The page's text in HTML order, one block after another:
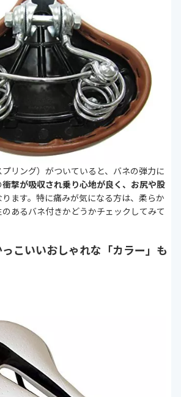
リング）がついていると、バネの弾力に
衝撃が吸収され乗り心地が良く、お尻や股
ります。特に痛みが気になる方は、柔らか
あるバネ付きかどうかチェックしてみて
こいいおしゃれな「カラー」も